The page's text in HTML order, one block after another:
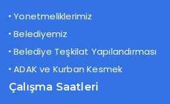
Yonetmeliklerimiz
Belediyemiz
Belediye Teşkilat Yapılandırması
ADAK ve Kurban Kesmek
Çalışma Saatleri